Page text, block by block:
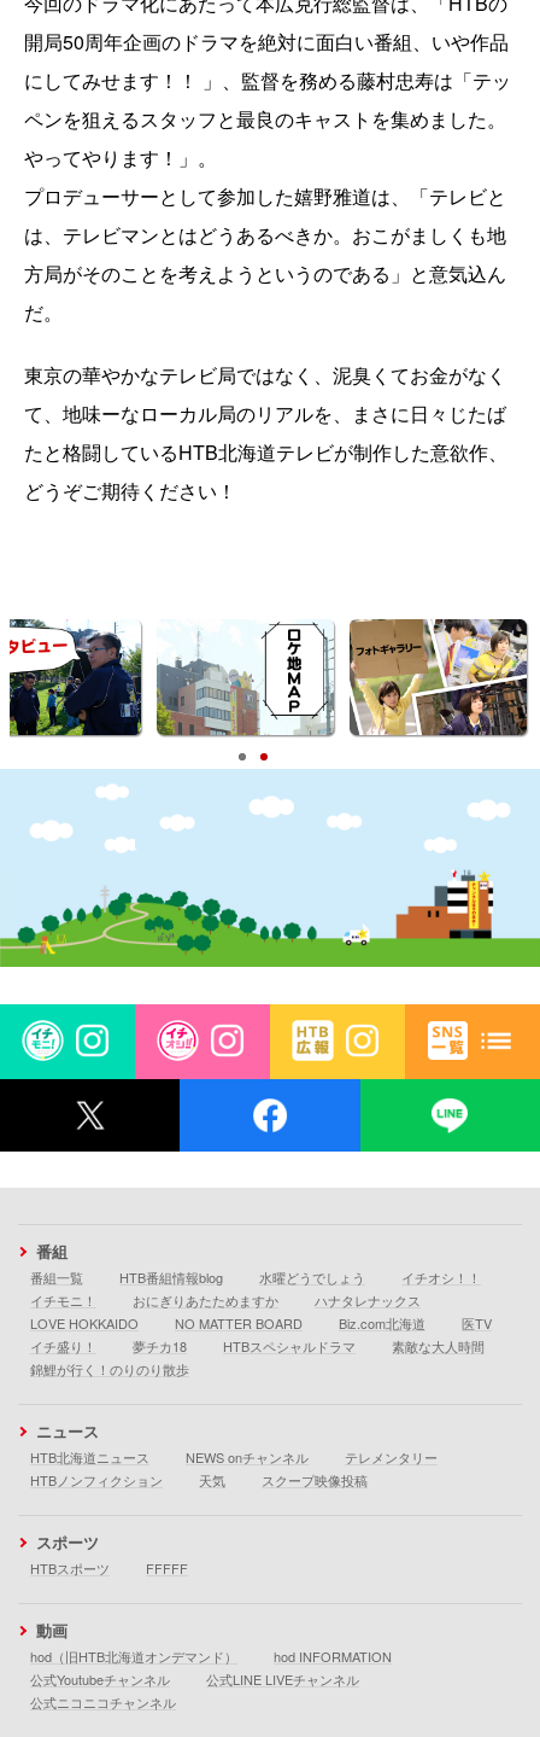
開局50周年企画のドラマを絶対に面白い番組、いや作品
にしてみせます！！ 」、監督を務める藤村忠寿は「テッ
ペンを狙えるスタッフと最良のキャストを集めました。
やってやります！」。
プロデューサーとして参加した嬉野雅道は、「テレビと
は、テレビマンとはどうあるべきか。おこがましくも地
方局がそのことを考えようというのである」と意気込ん
だ。
東京の華やかなテレビ局ではなく、泥臭くてお金がなく
て、地味ーなローカル局のリアルを、まさに日々じたば
たと格闘しているHTB北海道テレビが制作した意欲作、
どうぞご期待ください！
番組
番組一覧 HTB番組情報blog 水曜どうでしょう
イチオシ！！
イチモニ！
おにぎりあたためますか
ハナタレナックス
LOVE HOKKAIDO
NO MATTER BOARD Biz.com北海道
医TV
イチ盛り！
夢チカ18 HTBスペシャルドラマ
素敵な大人時間
錦鯉が行く！のりのり散歩
ニュース
HTB北海道ニュース NEWS onチャンネル
テレメンタリー
HTBノンフィクション
天気 スクープ映像投稿
スポーツ
HTBスポーツ FFFFF
動画
hod（旧HTB北海道オンデマンド）
hod INFORMATION
公式Youtubeチャンネル
公式LINE LIVEチャンネル
公式ニコニコチャンネル